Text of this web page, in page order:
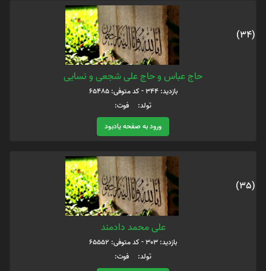
(34)
حاج عباس و حاج علی شجعی و نسایی
بازدید: 344 - کد متوفی: 65485
تولد: فوت:
ورود به صفحه یادبود
(35)
علی محمد دادمند
بازدید: 303 - کد متوفی: 65552
تولد: فوت: